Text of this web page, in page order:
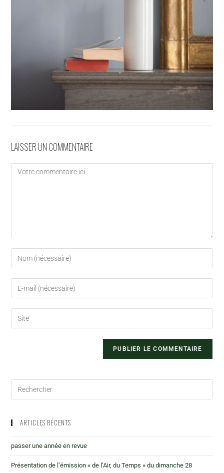
LAISSER UN COMMENTAIRE
ARTICLES RÉCENTS
passer une année en revue
Présentation de l’émission « de l’Air, du Temps » du dimanche 28